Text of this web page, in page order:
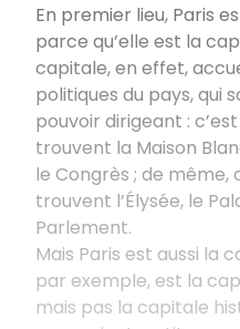
En premier lieu, Paris
parce qu’elle est la
capitale, en effet,
politiques du pays, qui
pouvoir dirigeant :
trouvent la Maison
le Congrès ; de même,
trouvent l’Élysée, le
Parlement.
Mais Paris est aussi la
par exemple, est la
mais pas la capitale